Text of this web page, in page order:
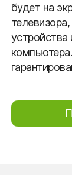
будет на
устройства